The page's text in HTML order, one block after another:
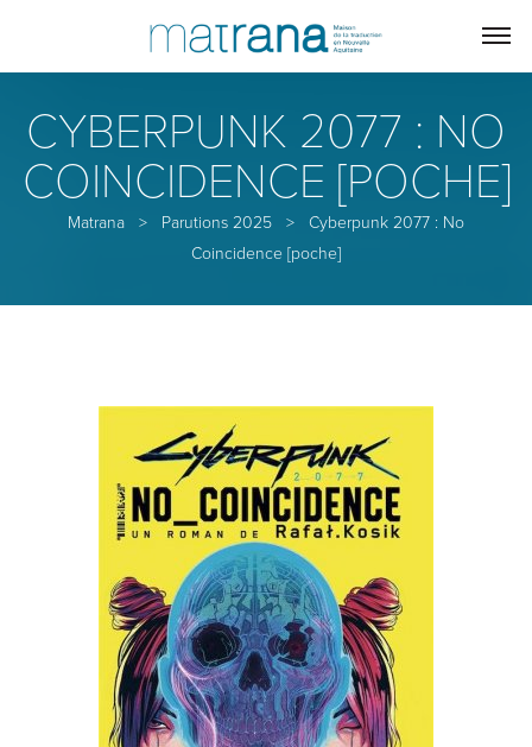
CYBERPUNK 2077 : NO
COINCIDENCE [POCHE]
Matrana > Parutions 2025 >
Cyberpunk 2077 : No
Coincidence [poche]